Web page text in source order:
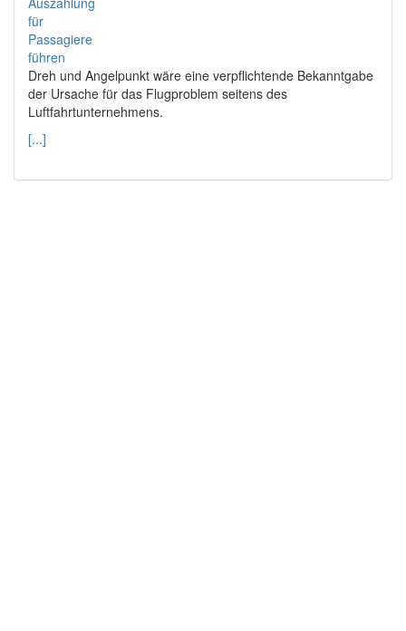
Dreh und Angelpunkt wäre eine verpflichtende Bekanntgabe
der Ursache für das Flugproblem seitens des
Luftfahrtunternehmens.
[...]